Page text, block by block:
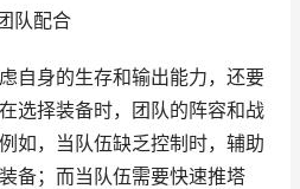
队配合
自身的生存和输出能力，还要
选择装备时，团队的阵容和战
如，当队伍缺乏控制时，辅助
备；而当队伍需要快速推塔